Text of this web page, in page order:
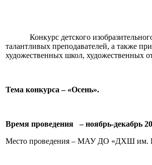
Конкурс детского изобразительного
талантливых преподавателей, а также
художественных школ, художественных
Тема конкурса – «Осень».
Время проведения – ноябрь-декабрь
Место проведения – МАУ ДО «ДХШ им.